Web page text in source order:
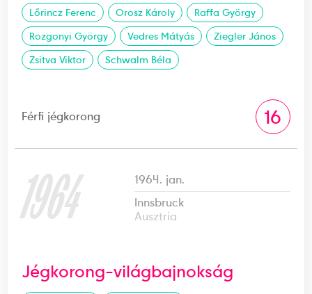
Lőrincz Ferenc Orosz Károly
Raffa György
Rozgonyi György
Vedres Mátyás
Ziegler János
Zsitva Viktor
Schwalm Béla
Férfi jégkorong 16
1964
1964. jan.
Innsbruck
Ausztria
Jégkorong-világbajnokság